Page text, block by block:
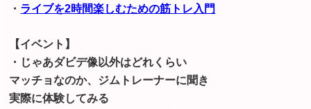
・ ライブを2時間楽しむための筋トレ入門
【イベント】
・じゃあダビデ像以外はどれくらい
マッチョなのか、ジムトレーナーに聞き
実際に体験してみる